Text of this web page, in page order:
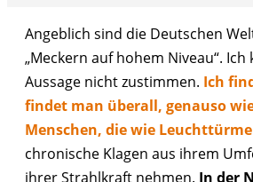
Angeblich sind die Deutschen
„Meckern auf hohem Niveau“.
Aussage nicht zustimmen. Ich
findet man überall, genauso
Menschen, die wie
chronische Klagen aus ihrem
ihrer Strahlkraft nehmen. In der